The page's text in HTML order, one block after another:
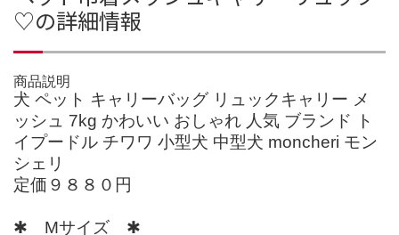
♡の詳細情報
商品説明
犬 ペット キャリーバッグ リュックキャリー メ
ッシュ 7kg かわいい おしゃれ 人気 ブランド ト
イプードル チワワ 小型犬 中型犬 moncheri モン
シェリ
定価９８８０円
✱ Мサイズ ✱